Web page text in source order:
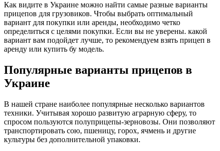
Как видите в Украине можно найти самые разные варианты
прицепов для грузовиков. Чтобы выбрать оптимальный
вариант для покупки или аренды, необходимо четко
определиться с целями покупки. Если вы не уверены. какой
вариант вам подойдет лучше, то рекомендуем взять прицеп в
аренду или купить бу модель.
Популярные варианты прицепов в
Украине
В нашей стране наиболее популярные несколько вариантов
техники. Учитывая хорошо развитую аграрную сферу, то
спросом пользуются полуприцепы-зерновозы. Они позволяют
транспортировать сою, пшеницу, горох, ячмень и другие
культуры без дополнительной упаковки.